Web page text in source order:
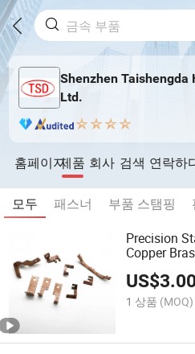
Shenzhen Taishengda
Ltd.
홈페이지제품 회사 검색 연락하
모두 패스너 부품 스탬핑
Precision
Copper
US$
1 상품 (MOQ)